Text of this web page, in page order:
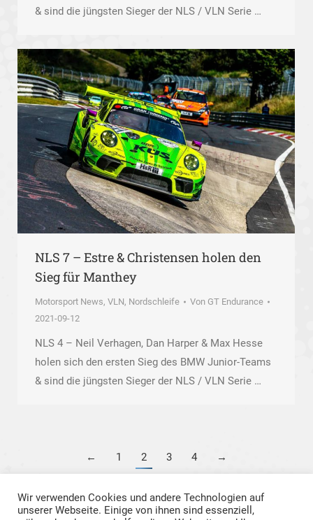
& sind die jüngsten Sieger der NLS / VLN Serie …
NLS 7 – Estre & Christensen holen den
Sieg für Manthey
Motorsport News, VLN, Nordschleife Von GT Endurance
2021-09-12
NLS 4 – Neil Verhagen, Dan Harper & Max Hesse
holen sich den ersten Sieg des BMW Junior-Teams
& sind die jüngsten Sieger der NLS / VLN Serie …
← 1 2 3 4 →
Wir verwenden Cookies und andere Technologien auf
unserer Webseite. Einige von ihnen sind essenziell,